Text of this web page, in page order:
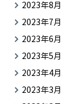
2023年8月
2023年7月
2023年6月
2023年5月
2023年4月
2023年3月